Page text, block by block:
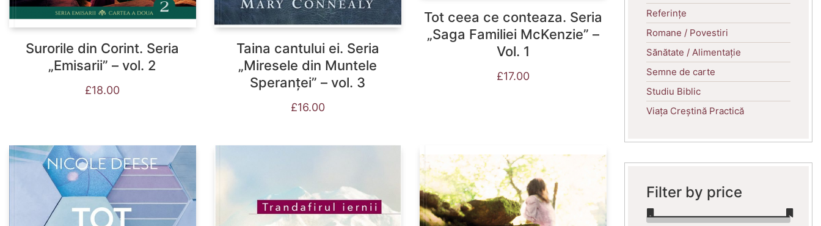
Surorile din Corint. Seria
„Emisarii” – vol. 2
£18.00
Taina cantului ei. Seria
„Miresele din Muntele
Speranței” – vol. 3
£16.00
Tot ceea ce conteaza. Seria
„Saga Familiei McKenzie” –
Vol. 1
£17.00
Referințe
Romane / Povestiri
Sănătate / Alimentație
Semne de carte
Studiu Biblic
Viața Creștină Practică
Filter by price